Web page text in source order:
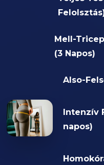
Mell-
(3 Napos)
Also-
Intenzív
napos)